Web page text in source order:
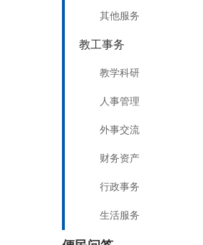
其他服务
教工事务
教学科研
人事管理
外事交流
财务资产
行政事务
生活服务